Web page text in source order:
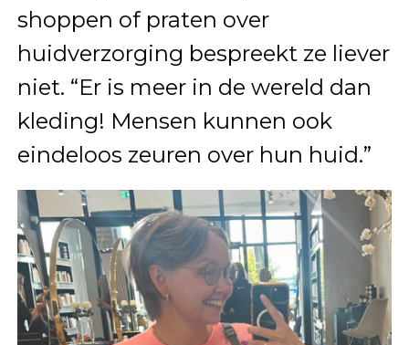
shoppen of praten over
huidverzorging bespreekt ze liever
niet. “Er is meer in de wereld dan
kleding! Mensen kunnen ook
eindeloos zeuren over hun huid.”